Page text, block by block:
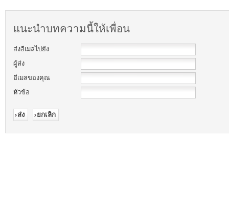
แนะนำบทความนี้ให้เพื่อน
ส่งอีเมลไปยัง
ผู้ส่ง
อีเมลของคุณ
หัวข้อ
ส่ง ยกเลิก